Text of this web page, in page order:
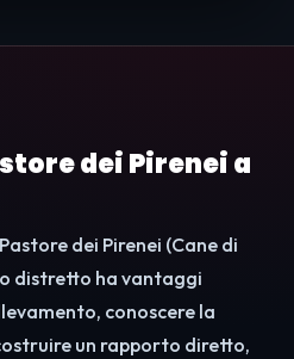
dei Pirenei a
dei Pirenei (Cane di
distretto ha vantaggi
conoscere la
un rapporto diretto,